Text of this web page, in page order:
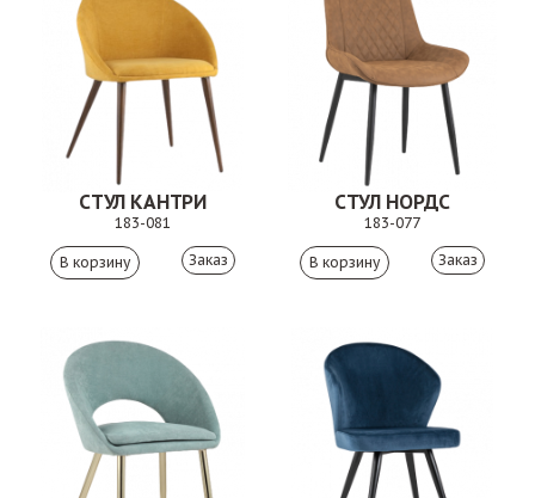
СТУЛ КАНТРИ
183-081
Заказ
СТУЛ НОРДС
183-077
Заказ